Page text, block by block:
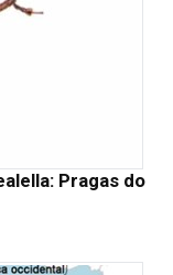
Pragas do